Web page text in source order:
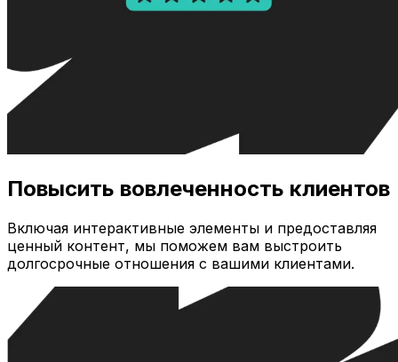
Повысить вовлеченность клиентов
Включая интерактивные элементы и предоставляя
ценный контент, мы поможем вам выстроить
долгосрочные отношения с вашими клиентами.